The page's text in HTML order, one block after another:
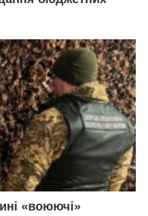
«воюючі»